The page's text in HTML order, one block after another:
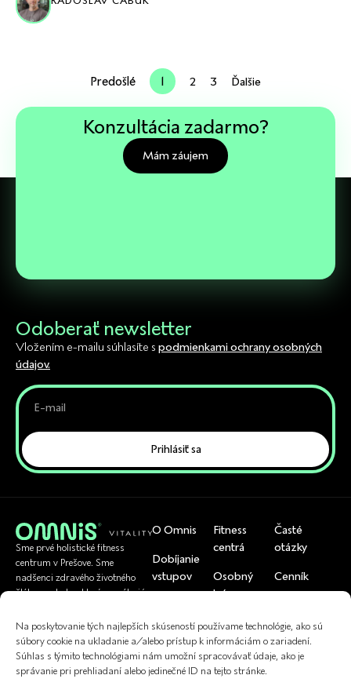
Na poskytovanie tých najlepších skúseností používame technológie, ako sú
súbory cookie na ukladanie a/alebo prístup k informáciám o zariadení.
Súhlas s týmito technológiami nám umožní spracovávať údaje, ako je
správanie pri prehliadaní alebo jedinečné ID na tejto stránke.
Predošlé 1 2 3 Ďalšie
Konzultácia zadarmo?
Mám záujem
Odoberať newsletter
Vložením e-mailu súhlasíte s podmienkami ochrany osobných
údajov.
Prihlásiť sa
Sme prvé holistické fitness
centrum v Prešove. Sme
nadšenci zdravého životného
štýlu a pohybu, ktorí pomáhajú
U nás si viete
uplatniť
O Omnis
Dobíjanie
vstupov
skupinoviek
Kontakt
Fitness
centrá
Osobný
tréner
Cvičenia
Fyzioterapia
Časté
otázky
Cenník
Referencie